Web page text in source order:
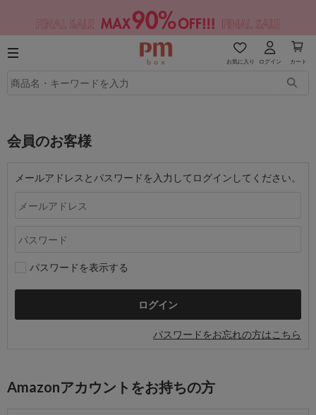
お気に入り ログイン カート
会員のお客様
メールアドレスとパスワードを入力してログインしてください。
パスワードを表示する
パスワードをお忘れの方はこちら
Amazonアカウントをお持ちの方